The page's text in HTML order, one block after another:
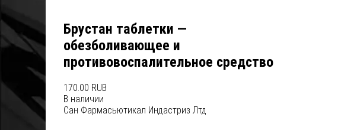
Брустан таблетки —
обезболивающее и
противовоспалительное средство
170.00 RUB
В наличии
Сан Фармасьютикал Индастриз Лтд